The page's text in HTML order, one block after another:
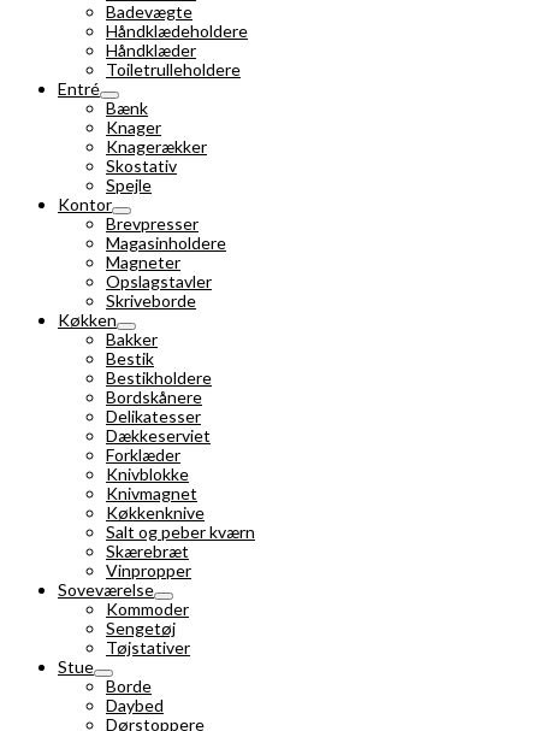
Badevægte
Håndklædeholdere
Håndklæder
Toiletrulleholdere
Entré
Bænk
Knager
Knagerækker
Skostativ
Spejle
Kontor
Brevpresser
Magasinholdere
Magneter
Opslagstavler
Skriveborde
Køkken
Bakker
Bestik
Bestikholdere
Bordskånere
Delikatesser
Dækkeserviet
Forklæder
Knivblokke
Knivmagnet
Køkkenknive
Salt og peber kværn
Skærebræt
Vinpropper
Soveværelse
Kommoder
Sengetøj
Tøjstativer
Stue
Borde
Daybed
Dørstoppere